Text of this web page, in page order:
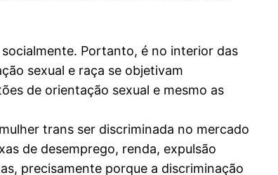
Portanto, é no interior das
sexual e raça se objetivam
de orientação sexual e mesmo as
trans ser discriminada no mercado
de desemprego, renda, expulsão
precisamente porque a discriminação